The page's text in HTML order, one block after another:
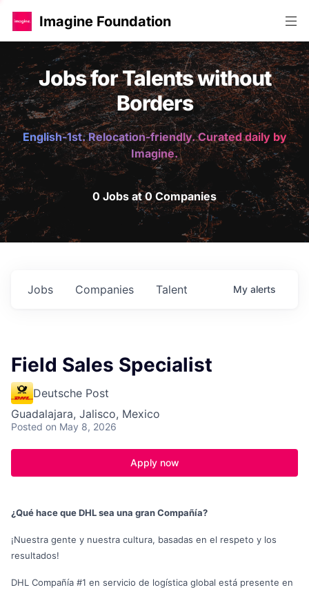
Imagine Foundation
Jobs for Talents without
Borders
English-1st. Relocation-friendly. Curated daily by
Imagine.
0 Jobs at 0 Companies
Jobs Companies Talent My alerts
Field Sales Specialist
Deutsche Post
Guadalajara, Jalisco, Mexico
Posted on May 8, 2026
Apply now
¿Qué hace que DHL sea una gran Compañía?
¡Nuestra gente y nuestra cultura, basadas en el respeto y los
resultados!
DHL Compañía #1 en servicio de logística global está presente en